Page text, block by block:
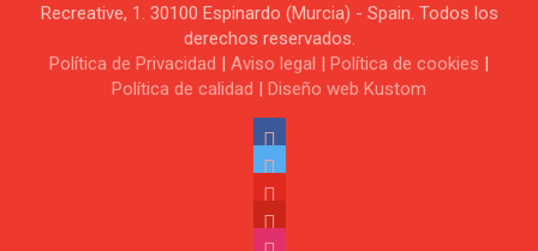
Recreative, 1. 30100 Espinardo (Murcia) - Spain. Todos los
derechos reservados.
Política de Privacidad | Aviso legal | Política de cookies |
Política de calidad | Diseño web Kustom